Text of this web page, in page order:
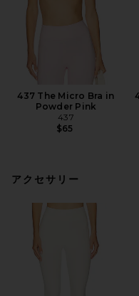
437 The Micro Bra in
Powder Pink
437
$65
アクセサリー